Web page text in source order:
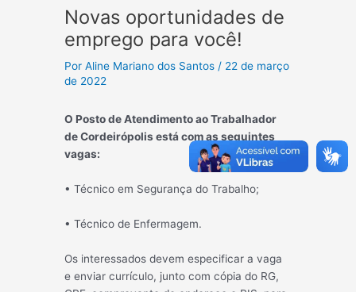
Novas oportunidades de
emprego para você!
PorAline Mariano dos Santos / 22 de março
de 2022
O Posto de Atendimento ao Trabalhador
de Cordeirópolis está com as seguintes
vagas:
• Técnico em Segurança do Trabalho;
• Técnico de Enfermagem.
Os interessados devem especificar a vaga
e enviar currículo, junto com cópia do RG,